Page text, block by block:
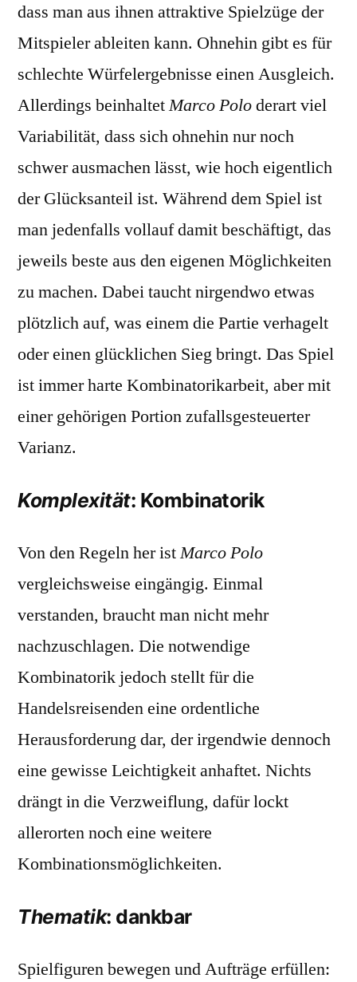
dass man aus ihnen attraktive Spielzüge der
Mitspieler ableiten kann. Ohnehin gibt es für
schlechte Würfelergebnisse einen Ausgleich.
Allerdings beinhaltetMarco Poloderart viel
Variabilität, dass sich ohnehin nur noch
schwer ausmachen lässt, wie hoch eigentlich
der Glücksanteil ist. Während dem Spiel ist
man jedenfalls vollauf damit beschäftigt, das
jeweils beste aus den eigenen Möglichkeiten
zu machen. Dabei taucht nirgendwo etwas
plötzlich auf, was einem die Partie verhagelt
oder einen glücklichen Sieg bringt. Das Spiel
ist immer harte Kombinatorikarbeit, aber mit
einer gehörigen Portion zufallsgesteuerter
Varianz.
Komplexität: Kombinatorik
Von den Regeln her istMarco Polo
vergleichsweise eingängig. Einmal
verstanden, braucht man nicht mehr
nachzuschlagen. Die notwendige
Kombinatorik jedoch stellt für die
Handelsreisenden eine ordentliche
Herausforderung dar, der irgendwie dennoch
eine gewisse Leichtigkeit anhaftet. Nichts
drängt in die Verzweiflung, dafür lockt
allerorten noch eine weitere
Kombinationsmöglichkeiten.
Thematik: dankbar
Spielfiguren bewegen und Aufträge erfüllen: